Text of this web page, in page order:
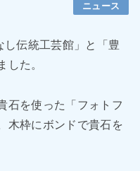
ニュース
伝統工芸館」と「豊
した。
石を使った「フォトフ
木枠にボンドで貴石を